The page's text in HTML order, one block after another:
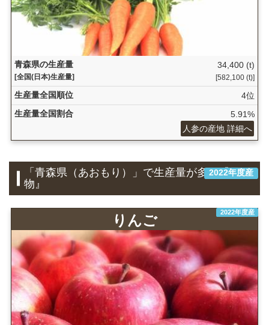
青森県の生産量
[全国(日本)生産量]
34,400 (t)
[582,100 (t)]
生産量全国順位
4位
生産量全国割合
5.91%
人参の産地 詳細へ
2022年度産
「青森県（あおもり）」で生産量が多い『果
物』
2022年度産
りんご